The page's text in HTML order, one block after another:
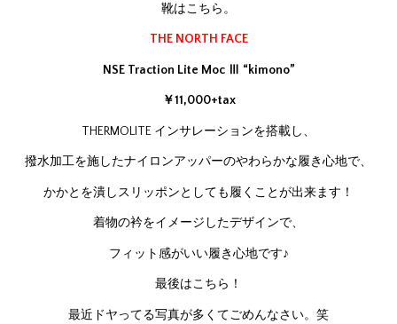
靴はこちら。
THE NORTH FACE
NSE Traction Lite Moc Ⅲ “kimono”
￥11,000+tax
THERMOLITE インサレーションを搭載し、
撥水加工を施したナイロンアッパーのやわらかな履き心地で、
かかとを潰しスリッポンとしても履くことが出来ます！
着物の衿をイメージしたデザインで、
フィット感がいい履き心地です♪
最後はこちら！
最近ドヤってる写真が多くてごめんなさい。笑